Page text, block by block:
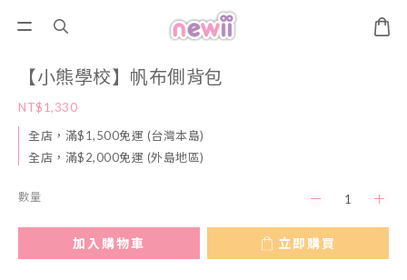
【小熊學校】帆布側背包
NT$1,330
全店，滿$1,500免運 (台灣本島)
全店，滿$2,000免運 (外島地區)
數量
加入購物車 立即購買